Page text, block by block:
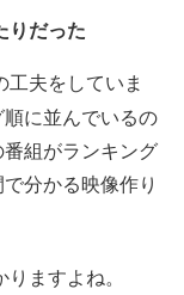
りだった
夫をしていま
に並んでいるの
組がランキング
分かる映像作り
ますよね。